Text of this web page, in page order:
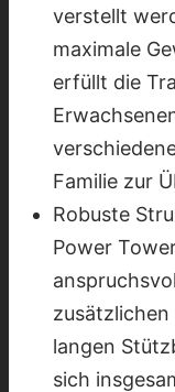
verstellt
maximale
erfüllt die
Familie zur
Robuste
Power
zusätzlichen
langen
sich